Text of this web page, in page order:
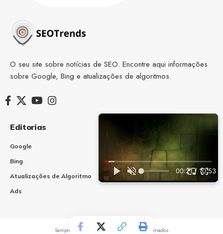
00:22 / 10:53
O seu site sobre notícias de SEO. Encontre aqui informações
sobre Google, Bing e atualizações de algoritmos.
Editorias
Google
Bing
Atualizações de Algoritmo
Ads
Recursos extras
Status Google Search
Status serviços
Microsoft
NEW
SempreUpdate © 2024 Todos os direitos reservados